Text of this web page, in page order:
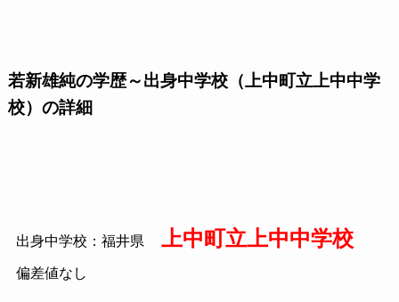
若新雄純の学歴～出身中学校（上中町立上中中学
校）の詳細
出身中学校：福井県 上中町立上中中学校
偏差値なし